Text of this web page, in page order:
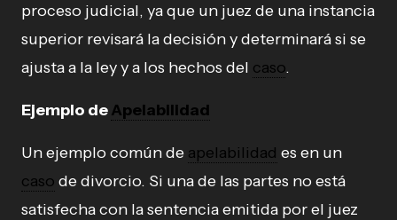
proceso judicial, ya que un juez de una instancia
superior revisará la decisión y determinará si se
ajusta a la ley y a los hechos del caso.
Ejemplo deApelabilidad
Un ejemplo común de apelabilidad es en un
caso de divorcio. Si una de las partes no está
satisfecha con la sentencia emitida por el juez